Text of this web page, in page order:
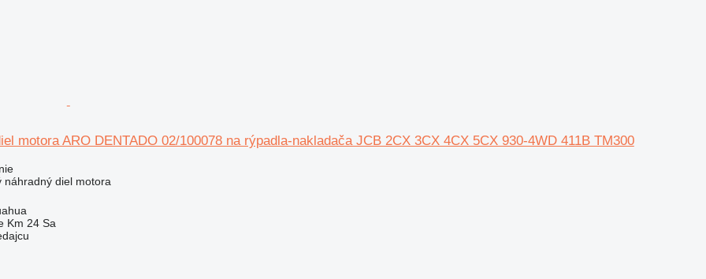
motora ARO DENTADO 02/100078 na rýpadla-nakladača JCB 2CX 3CX 4CX 5CX 930-4WD 411B TM300
náhradný diel motora
Km 24 Sa